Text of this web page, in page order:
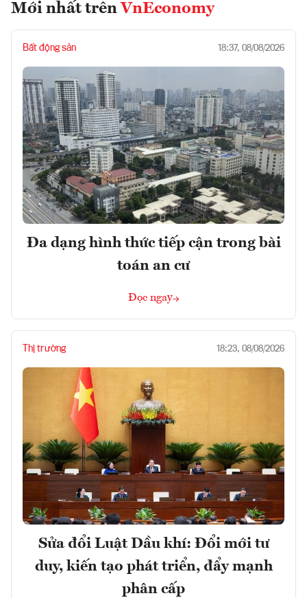
Mới nhất trên VnEconomy
Bất động sản 18:37, 08/08/2026
Đa dạng hình thức tiếp cận trong bài
toán an cư
Đọc ngay
Thị trường 18:23, 08/08/2026
Sửa đổi Luật Dầu khí: Đổi mới tư
duy, kiến tạo phát triển, đẩy mạnh
phân cấp